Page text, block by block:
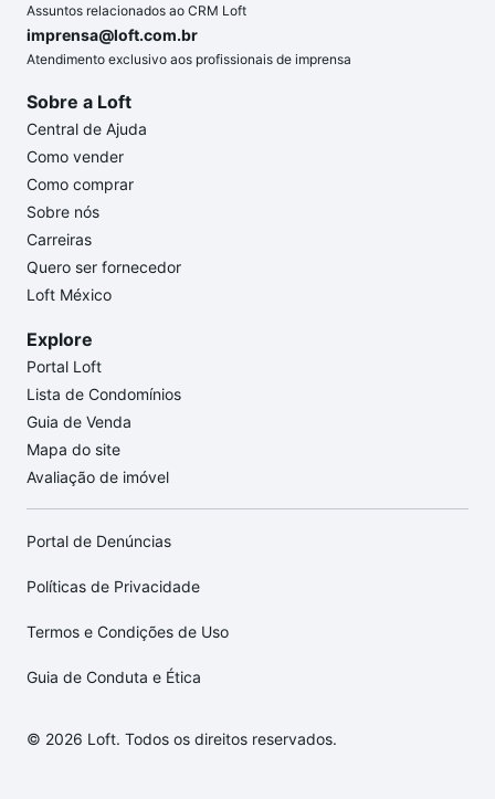
Assuntos relacionados ao CRM Loft
imprensa@loft.com.br
Atendimento exclusivo aos profissionais de imprensa
Sobre a Loft
Central de Ajuda
Como vender
Como comprar
Sobre nós
Carreiras
Quero ser fornecedor
Loft México
Explore
Portal Loft
Lista de Condomínios
Guia de Venda
Mapa do site
Avaliação de imóvel
Portal de Denúncias
Políticas de Privacidade
Termos e Condições de Uso
Guia de Conduta e Ética
© 2026 Loft. Todos os direitos reservados.